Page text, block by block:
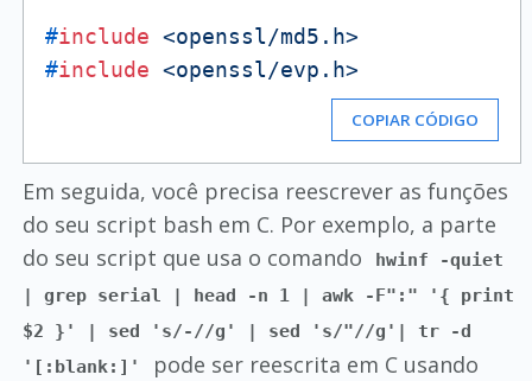
#include <openssl/md5.h>
#include <openssl/evp.h>
COPIAR CÓDIGO
Em seguida, você precisa reescrever as funções
do seu script bash em C. Por exemplo, a parte
do seu script que usa o comando
hwinf -quiet
| grep serial | head -n 1 | awk -F":" '{ print
$2 }' | sed 's/-//g' | sed 's/"//g'| tr -d
'[:blank:]'
pode ser reescrita em C usando